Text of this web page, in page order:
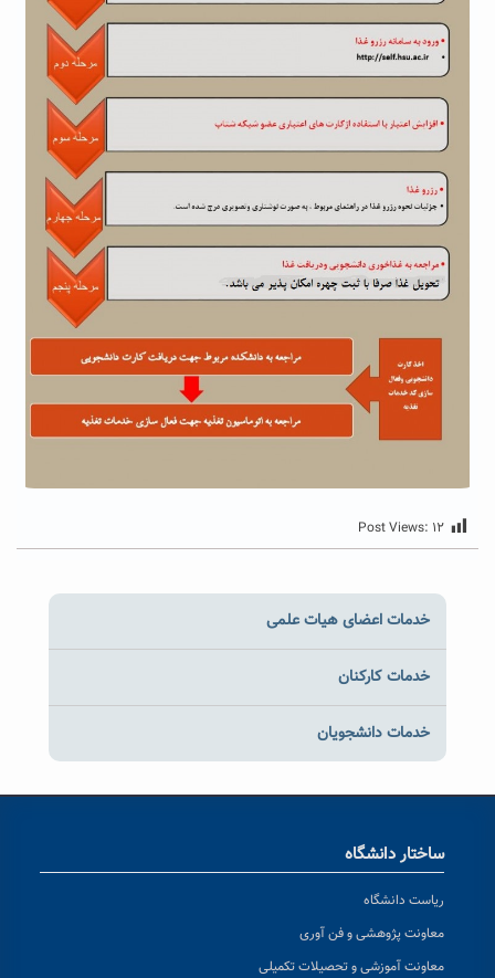
Post Views: ۱۲
خدمات اعضای هیات علمی
خدمات کارکنان
خدمات دانشجویان
ساختار دانشگاه
ریاست دانشگاه
معاونت پژوهشی و فن آوری
معاونت آموزشی و تحصیلات تکمیلی